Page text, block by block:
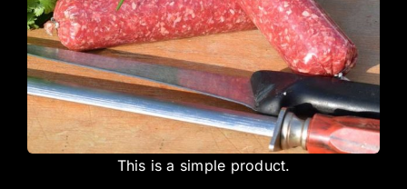
This is a simple product.